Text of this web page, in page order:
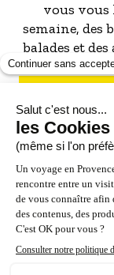
vous vous
semaine, des
balades et
NOS
ESPACE